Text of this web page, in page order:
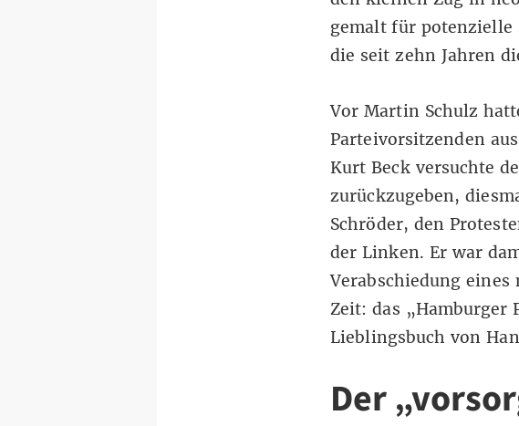
gemalt für potenzielle
die seit zehn Jahren
Vor Martin Schulz
Parteivorsitzenden
Kurt Beck versuchte
zurückzugeben,
Schröder, den
der Linken. Er war
Verabschiedung
Zeit: das „Hamburger
Lieblingsbuch von
Der